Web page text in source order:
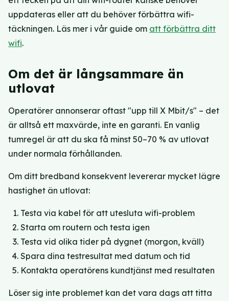
uppdateras eller att du behöver förbättra wifi-
täckningen. Läs mer i vår guide om att förbättra ditt
wifi.
Om det är långsammare än
utlovat
Operatörer annonserar oftast "upp till X Mbit/s" – det
är alltså ett maxvärde, inte en garanti. En vanlig
tumregel är att du ska få minst 50–70 % av utlovat
under normala förhållanden.
Om ditt bredband konsekvent levererar mycket lägre
hastighet än utlovat:
Testa via kabel för att utesluta wifi-problem
Starta om routern och testa igen
Testa vid olika tider på dygnet (morgon, kväll)
Spara dina testresultat med datum och tid
Kontakta operatörens kundtjänst med resultaten
Löser sig inte problemet kan det vara dags att titta